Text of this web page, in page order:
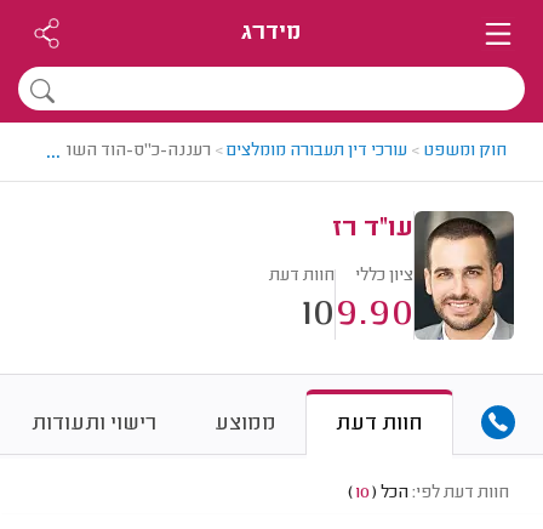
מידרג
חוק ומשפט > עורכי דין תעבורה מומלצים> רעננה-כ"ס-הוד השרון > עורך
...
עו"ד רז
ציון כללי
9.90
חוות דעת
10
חוות דעת ממוצע רישוי ותעודות
חוות דעת לפי: הכל (
10
)